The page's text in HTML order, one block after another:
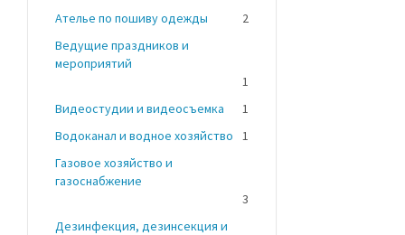
Ателье по пошиву одежды
2
Ведущие праздников и
мероприятий
1
Видеостудии и видеосъемка
1
Водоканал и водное хозяйство
1
Газовое хозяйство и
газоснабжение
3
Дезинфекция, дезинсекция и